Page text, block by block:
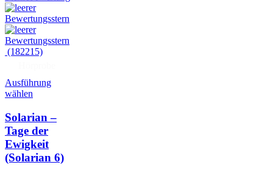
(182215)
Ausführung
wählen
Solarian –
Tage der
Ewigkeit
(Solarian 6)